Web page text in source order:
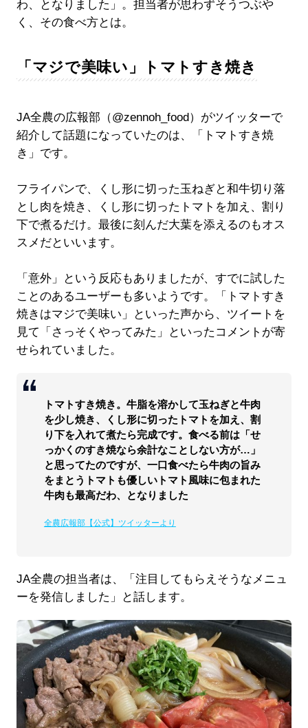
わ、となりました」。担当者が思わずそうつぶや
く、その食べ方とは。
「マジで美味い」トマトすき焼き
JA全農の広報部（@zennoh_food）がツイッターで
紹介して話題になっていたのは、「トマトすき焼
き」です。
フライパンで、くし形に切った玉ねぎと和牛切り落
とし肉を焼き、くし形に切ったトマトを加え、割り
下で煮るだけ。最後に刻んだ大葉を添えるのもオス
スメだといいます。
「意外」という反応もありましたが、すでに試した
ことのあるユーザーも多いようです。「トマトすき
焼きはマジで美味い」といった声から、ツイートを
見て「さっそくやってみた」といったコメントが寄
せられていました。
トマトすき焼き。牛脂を溶かして玉ねぎと牛肉
を少し焼き、くし形に切ったトマトを加え、割
り下を入れて煮たら完成です。食べる前は「せ
っかくのすき焼なら余計なことしない方が…」
と思ってたのですが、一口食べたら牛肉の旨み
をまとうトマトも優しいトマト風味に包まれた
牛肉も最高だわ、となりました
全農広報部【公式】ツイッターより
JA全農の担当者は、「注目してもらえそうなメニュ
ーを発信しました」と話します。